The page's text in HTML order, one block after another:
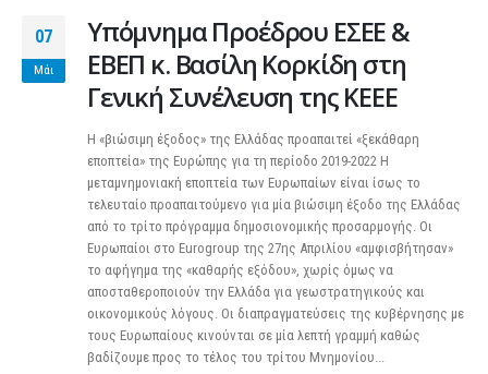
07
Μάι
Υπόμνημα Προέδρου ΕΣΕΕ &
ΕΒΕΠ κ. Βασίλη Κορκίδη στη
Γενική Συνέλευση της ΚΕΕΕ
Η «βιώσιμη έξοδος» της Ελλάδας προαπαιτεί «ξεκάθαρη
εποπτεία» της Ευρώπης για τη περίοδο 2019-2022 Η
μεταμνημονιακή εποπτεία των Ευρωπαίων είναι ίσως το
τελευταίο προαπαιτούμενο για μία βιώσιμη έξοδο της Ελλάδας
από το τρίτο πρόγραμμα δημοσιονομικής προσαρμογής. Οι
Ευρωπαίοι στο Eurogroup της 27ης Απριλίου «αμφισβήτησαν»
το αφήγημα της «καθαρής εξόδου», χωρίς όμως να
αποσταθεροποιούν την Ελλάδα για γεωστρατηγικούς και
οικονομικούς λόγους. Οι διαπραγματεύσεις της κυβέρνησης με
τους Ευρωπαίους κινούνται σε μία λεπτή γραμμή καθώς
βαδίζουμε προς το τέλος του τρίτου Μνημονίου...